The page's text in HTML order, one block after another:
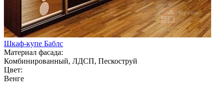
Шкаф-купе Баблс
Материал фасада:
Комбинированный, ЛДСП, Пескоструй
Цвет:
Венге